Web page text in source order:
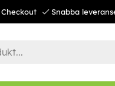
Snabba